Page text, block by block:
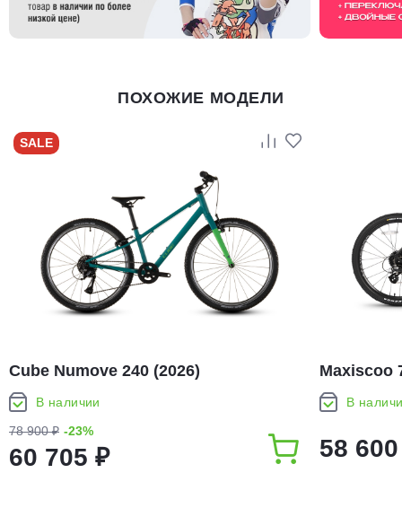
ПОХОЖИЕ МОДЕЛИ
SALE
Cube Numove 240 (2026)
В наличии
78 900 ₽ -23%
60 705 ₽
Maxiscoo
В
58